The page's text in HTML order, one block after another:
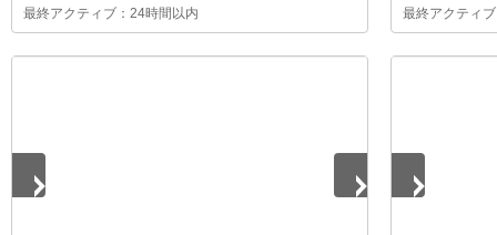
最終アクティブ：24時間以内 最終アクティ